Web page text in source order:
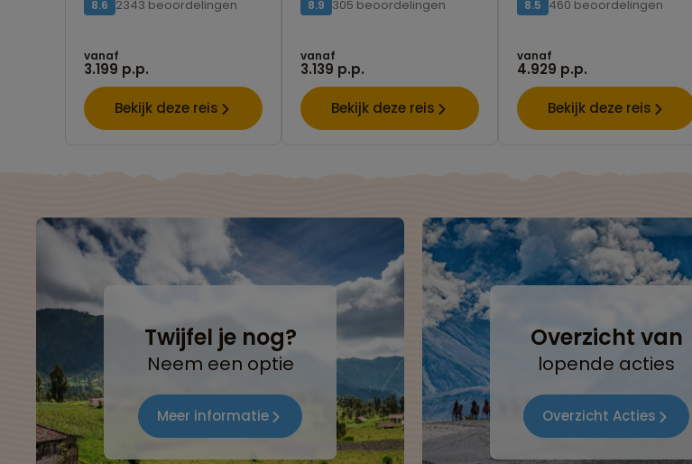
8.6 2343 beoordelingen
vanaf
3.199 p.p.
Bekijk deze reis
8.9 305 beoordelingen
vanaf
3.139 p.p.
Bekijk deze reis
8.5 460 beoordelingen
vanaf
4.929 p.p.
Bekijk deze reis
Twijfel je nog?
Neem een optie
Meer informatie
Overzicht van
lopende acties
Overzicht Acties